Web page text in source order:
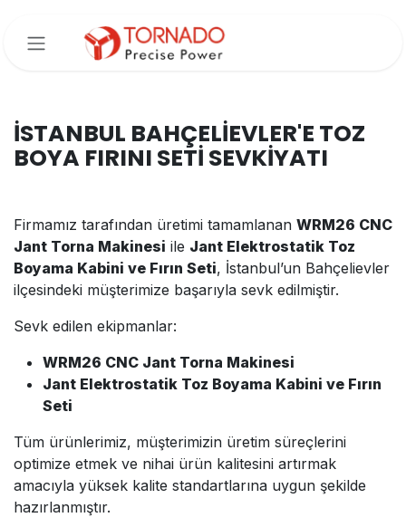
İSTANBUL BAHÇELİEVLER'E TOZ
BOYA FIRINI SETİ SEVKİYATI
Firmamız tarafından üretimi tamamlanan WRM26 CNC
Jant Torna Makinesi ile Jant Elektrostatik Toz
Boyama Kabini ve Fırın Seti, İstanbul’un Bahçelievler
ilçesindeki müşterimize başarıyla sevk edilmiştir.
Sevk edilen ekipmanlar:
WRM26 CNC Jant Torna Makinesi
Jant Elektrostatik Toz Boyama Kabini ve Fırın
Seti
Tüm ürünlerimiz, müşterimizin üretim süreçlerini
optimize etmek ve nihai ürün kalitesini artırmak
amacıyla yüksek kalite standartlarına uygun şekilde
hazırlanmıştır.